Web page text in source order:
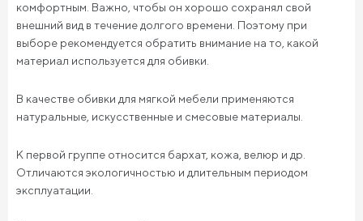
комфортным. Важно, чтобы он хорошо сохранял свой
внешний вид в течение долгого времени. Поэтому при
выборе рекомендуется обратить внимание на то, какой
материал используется для обивки.
В качестве обивки для мягкой мебели применяются
натуральные, искусственные и смесовые материалы.
К первой группе относится бархат, кожа, велюр и др.
Отличаются экологичностью и длительным периодом
эксплуатации.